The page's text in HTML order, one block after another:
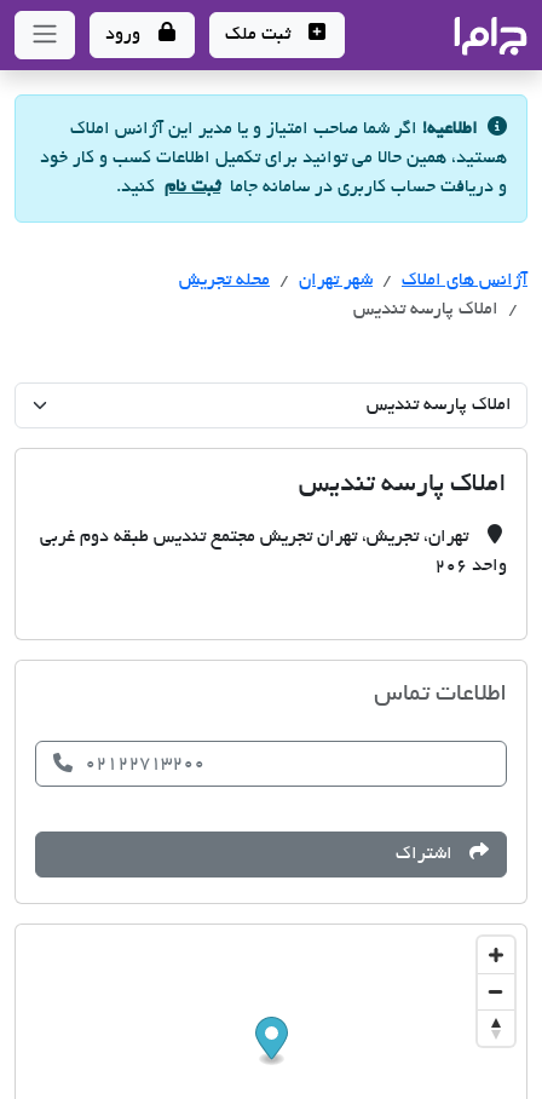
- سامانه جامع املاک و مشاورین املاک
ثبت ملک ورود
اطلاعیه! اگر شما صاحب امتیاز و یا مدیر این آژانس املاک
هستید، همین حالا می توانید برای تکمیل اطلاعات کسب و کار خود
و دریافت حساب کاربری در سامانه جاماثبت نام کنید.
آژانس های املاک آژانس های املاک
شهر تهران آژانس های املاک
محله تجریش
املاک پارسه تندیس
املاک پارسه تندیس
تهران، تجریش، تهران تجریش مجتمع تندیس طبقه دوم غربی
واحد 206
اطلاعات تماس
02122713200
اشتراک